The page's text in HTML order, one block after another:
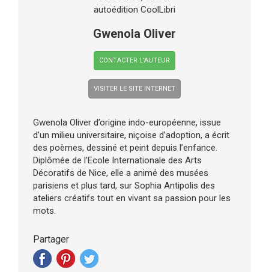
Gwenola Oliver
CONTACTER L’AUTEUR
VISITER LE SITE INTERNET
Gwenola Oliver d’origine indo-européenne, issue
d’un milieu universitaire, niçoise d’adoption, a écrit
des poèmes, dessiné et peint depuis l’enfance.
Diplômée de l’Ecole Internationale des Arts
Décoratifs de Nice, elle a animé des musées
parisiens et plus tard, sur Sophia Antipolis des
ateliers créatifs tout en vivant sa passion pour les
mots.
Partager